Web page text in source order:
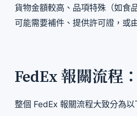
貨物金額較高、品項特殊（如食
可能需要補件、提供許可證，或
FedEx 報關流程
整個 FedEx 報關流程大致分為